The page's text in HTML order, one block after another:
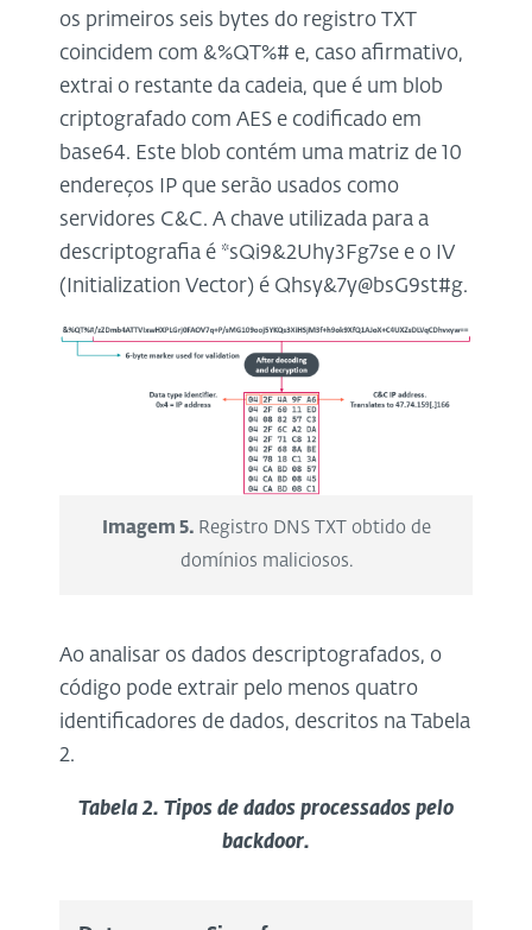
os primeiros seis bytes do registro TXT
coincidem com &%QT%# e, caso afirmativo,
extrai o restante da cadeia, que é um blob
criptografado com AES e codificado em
base64. Este blob contém uma matriz de 10
endereços IP que serão usados como
servidores C&C. A chave utilizada para a
descriptografia é *sQi9&2Uhy3Fg7se e o IV
(Initialization Vector) é Qhsy&7y@bsG9st#g.
Imagem 5. Registro DNS TXT obtido de
domínios maliciosos.
Ao analisar os dados descriptografados, o
código pode extrair pelo menos quatro
identificadores de dados, descritos na Tabela
2.
Tabela 2. Tipos de dados processados pelo
backdoor.